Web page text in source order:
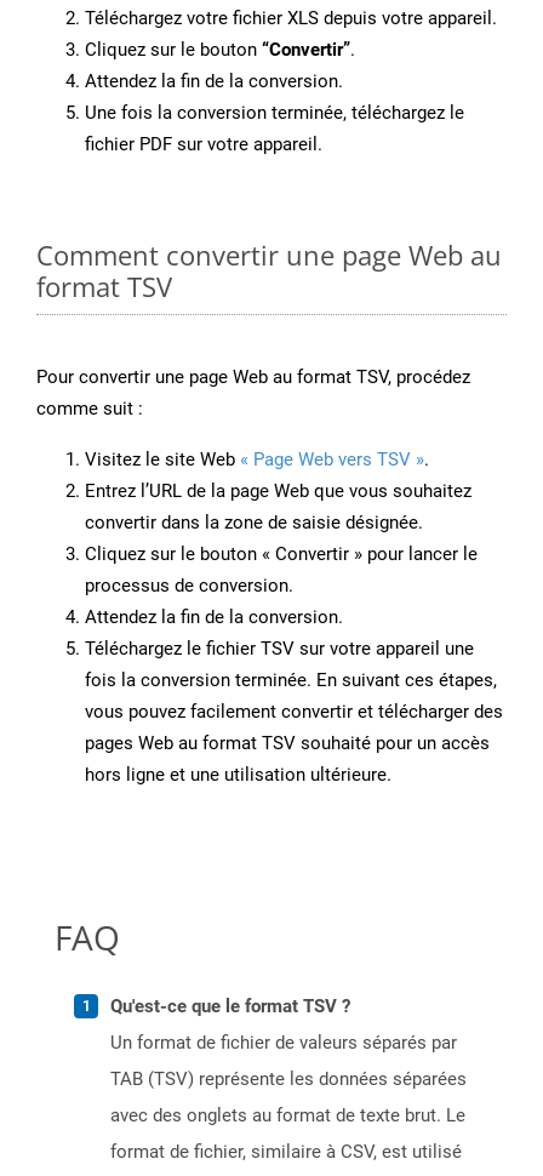
Téléchargez votre fichier XLS depuis votre appareil.
Cliquez sur le bouton “Convertir”.
Attendez la fin de la conversion.
Une fois la conversion terminée, téléchargez le
fichier PDF sur votre appareil.
Comment convertir une page Web au
format TSV
Pour convertir une page Web au format TSV, procédez
comme suit :
Visitez le site Web « Page Web vers TSV ».
Entrez l’URL de la page Web que vous souhaitez
convertir dans la zone de saisie désignée.
Cliquez sur le bouton « Convertir » pour lancer le
processus de conversion.
Attendez la fin de la conversion.
Téléchargez le fichier TSV sur votre appareil une
fois la conversion terminée. En suivant ces étapes,
vous pouvez facilement convertir et télécharger des
pages Web au format TSV souhaité pour un accès
hors ligne et une utilisation ultérieure.
FAQ
Qu'est-ce que le format TSV ?
Un format de fichier de valeurs séparés par
TAB (TSV) représente les données séparées
avec des onglets au format de texte brut. Le
format de fichier, similaire à CSV, est utilisé